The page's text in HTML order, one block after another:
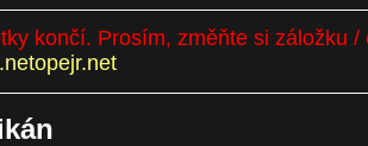
končí. Prosím, změňte si záložku